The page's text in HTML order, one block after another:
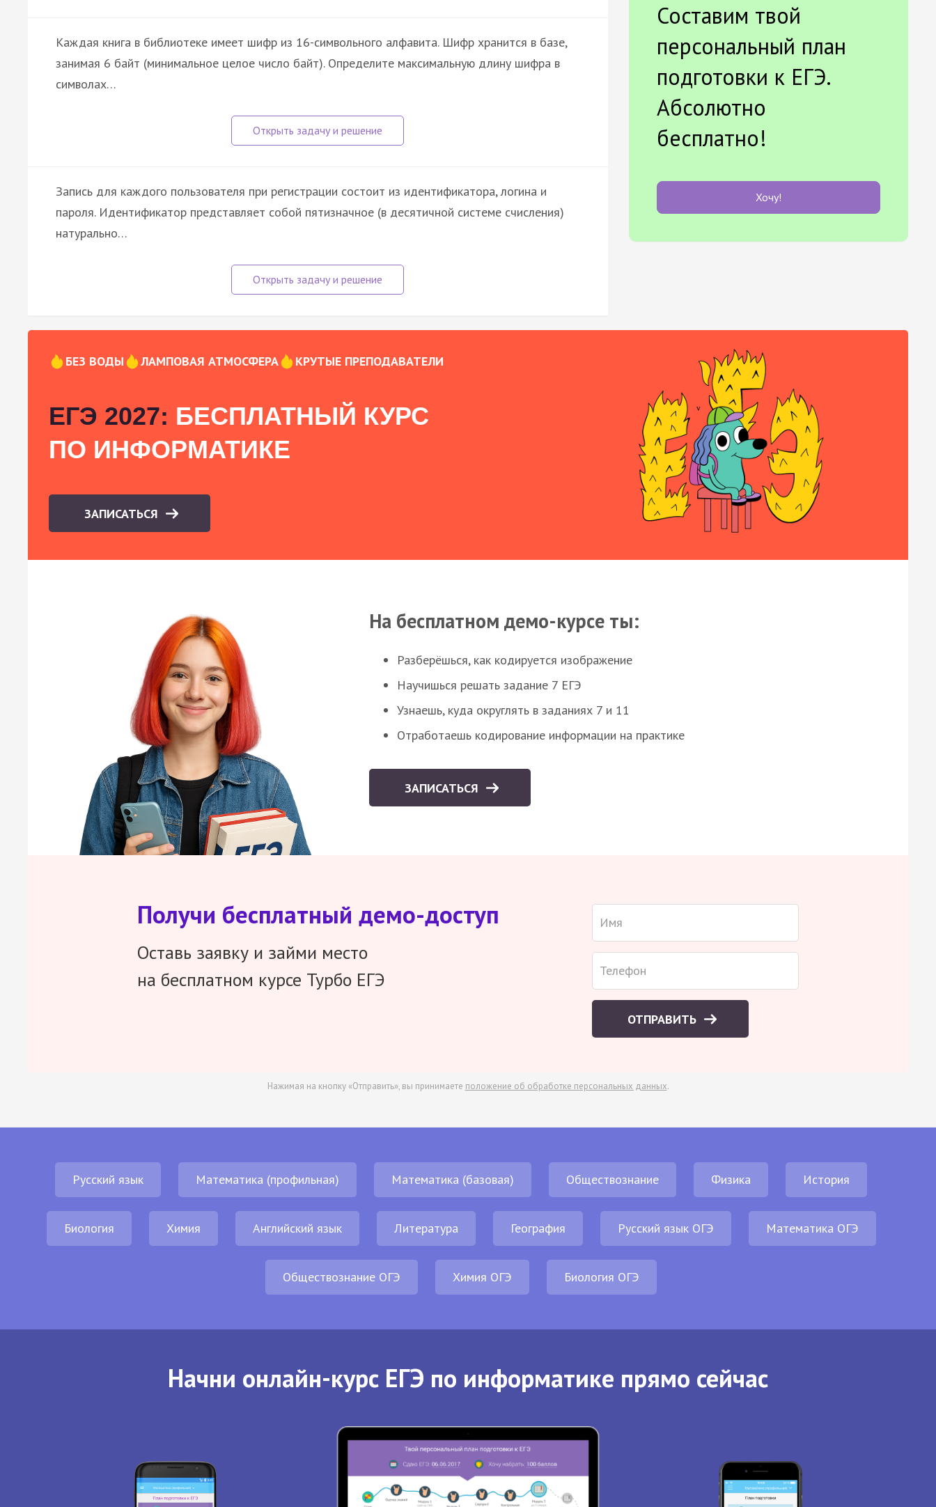
Каждая книга в библиотеке имеет шифр из 16-символьного алфавита. Шифр хранится в базе,
занимая 6 байт (минимальное целое число байт). Определите максимальную длину шифра в
символах…
Запись для каждого пользователя при регистрации состоит из идентификатора, логина и
пароля. Идентификатор представляет собой пятизначное (в десятичной системе счисления)
натурально…
Составим твой
персональный план
подготовки к ЕГЭ.
Абсолютно
бесплатно!
Хочу!
БЕЗ ВОДЫ ЛАМПОВАЯ АТМОСФЕРА КРУТЫЕ ПРЕПОДАВАТЕЛИ
ЕГЭ 2027: БЕСПЛАТНЫЙ КУРС
ПО ИНФОРМАТИКЕ
ЗАПИСАТЬСЯ
На бесплатном демо-курсе ты:
Разберёшься, как кодируется изображение
Научишься решать задание 7 ЕГЭ
Узнаешь, куда округлять в заданиях 7 и 11
Отработаешь кодирование информации на практике
ЗАПИСАТЬСЯ
Получи бесплатный демо-доступ
Оставь заявку и займи место
на бесплатном курсе Турбо ЕГЭ
ОТПРАВИТЬ
Нажимая на кнопку «Отправить», вы принимаете положение об обработке персональных данных.
Русский язык Математика (профильная) Математика (базовая) Обществознание Физика История
Биология Химия Английский язык Литература География Русский язык ОГЭ Математика ОГЭ
Обществознание ОГЭ Химия ОГЭ Биология ОГЭ
Начни онлайн-курс ЕГЭ по информатике прямо сейчас